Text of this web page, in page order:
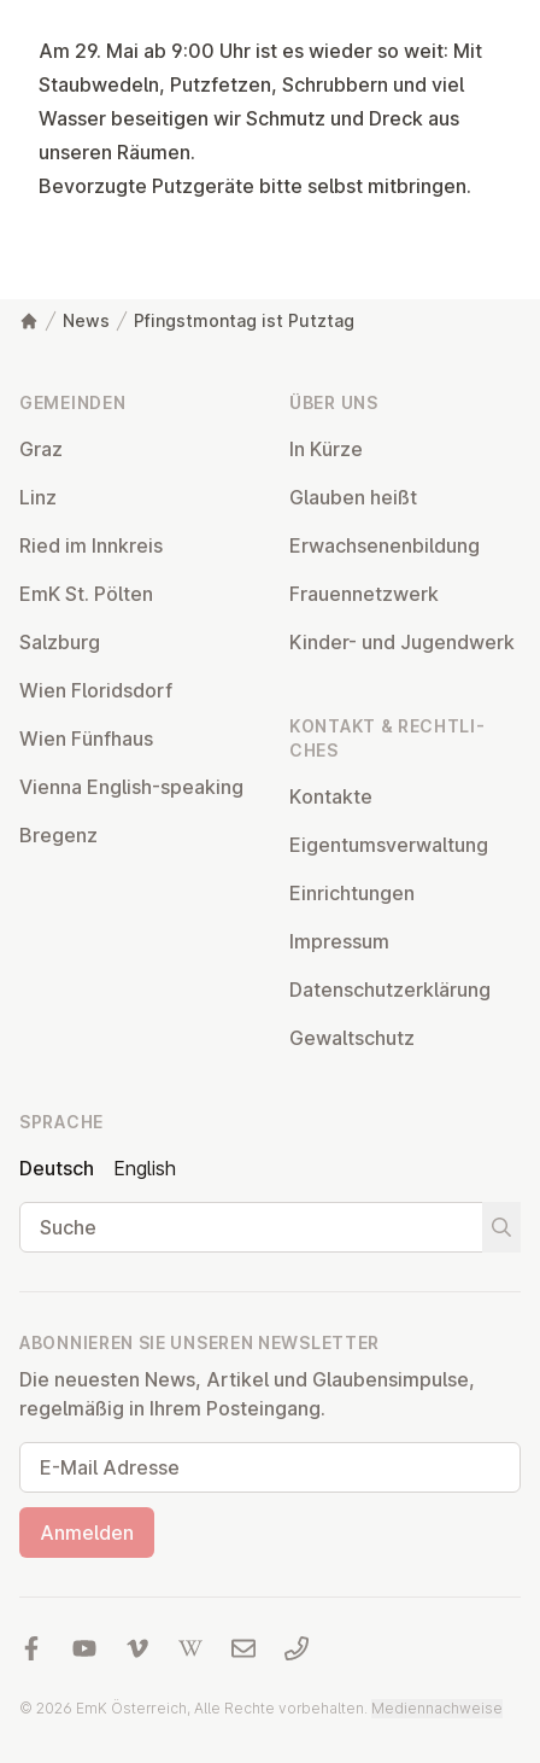
Am 29. Mai ab 9:00 Uhr ist es wieder so weit: Mit
Staubwedeln, Putzfetzen, Schrubbern und viel
Wasser beseitigen wir Schmutz und Dreck aus
unseren Räumen.
Bevorzugte Putzgeräte bitte selbst mitbringen.
News Pfingstmontag ist Putztag
GEMEINDEN
Graz
Linz
Ried im Innkreis
EmK St. Pölten
Salzburg
Wien Flo­rids­dorf
Wien Fünfhaus
Vienna English-speaking
Bregenz
ÜBER UNS
In Kürze
Glauben heißt
Er­wach­se­nen­bil­dung
Frau­en­netz­werk
Kinder- und Ju­gend­werk
KONTAKT & RECHT­LI­
CHES
Kontakte
Ei­gen­tums­ver­wal­tung
Ein­rich­tun­gen
Impressum
Da­ten­schutz­er­klä­rung
Ge­walt­schutz
SPRACHE
Deutsch
English
Suche
ABONNIEREN SIE UNSEREN NEWSLETTER
Die neuesten News, Artikel und Glaubensimpulse,
regelmäßig in Ihrem Posteingang.
E-Mail Adresse
Anmelden
© 2026 EmK Österreich, Alle Rechte vorbehalten. Mediennachweise